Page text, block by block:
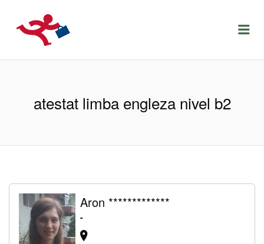
LOCURIDEMUNCACLUJ.NET
atestat limba engleza nivel b2
Aron *************
-